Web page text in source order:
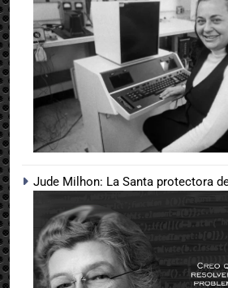
Jude Milhon: La Santa protectora